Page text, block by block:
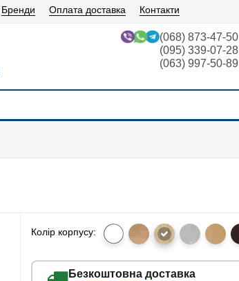
Бренди Оплата доставка Контакти
(068) 873-47-50
(095) 339-07-28
(063) 997-50-89
Колір корпусу:
Безкоштовна доставка